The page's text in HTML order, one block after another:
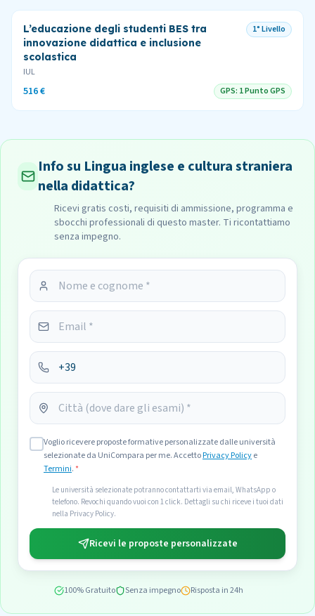
L’educazione degli studenti BES tra
innovazione didattica e inclusione
scolastica
1° Livello
IUL
516 € GPS: 1 Punto GPS
Info su Lingua inglese e cultura straniera
nella didattica?
Ricevi gratis costi, requisiti di ammissione, programma e
sbocchi professionali di questo master. Ti ricontattiamo
senza impegno.
Voglio ricevere proposte formative personalizzate dalle università
selezionate da UniCompara per me. AccettoPrivacy Policye
Termini.*
Le università selezionate potranno contattarti via email, WhatsApp o
telefono. Revochi quando vuoi con 1 click. Dettagli su chi riceve i tuoi dati
nella Privacy Policy.
Ricevi le proposte personalizzate
100% Gratuito Senza impegno Risposta in 24h